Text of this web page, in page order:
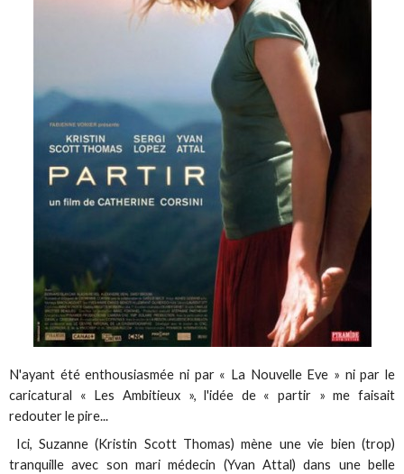
N'ayant été enthousiasmée ni par « La Nouvelle Eve » ni par le
caricatural « Les Ambitieux », l'idée de « partir » me faisait
redouter le pire...
Ici, Suzanne (Kristin Scott Thomas) mène une vie bien (trop)
tranquille avec son mari médecin (Yvan Attal) dans une belle